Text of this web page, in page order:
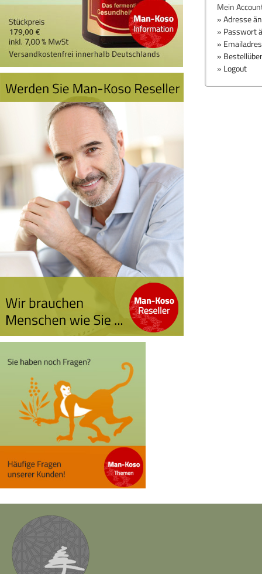
Mein
» Adresse
» Passwort
»
»
» Logout